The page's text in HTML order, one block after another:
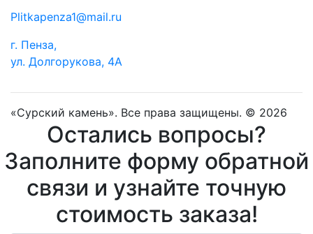
Plitkapenza1@mail.ru
г. Пенза,
ул. Долгорукова, 4А
«Сурский камень». Все права защищены. © 2026
Остались вопросы?
Заполните форму обратной
связи и узнайте точную
стоимость заказа!